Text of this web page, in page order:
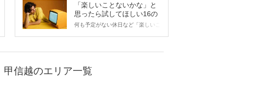
「楽しいことないかな」と
思ったら試してほしい16の
こと
何も予定がない休日など「楽しいこ
になれる対処法から、恋愛・自分磨
き・趣味などジャンル別の楽しいこ
甲信越のエリア一覧